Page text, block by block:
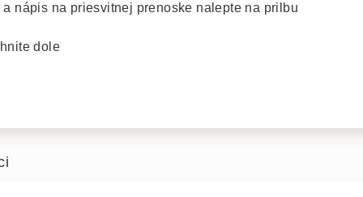
nápis na priesvitnej prenoske nalepte na prilbu
dole